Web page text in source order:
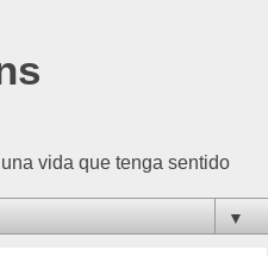
vida que tenga sentido
▼